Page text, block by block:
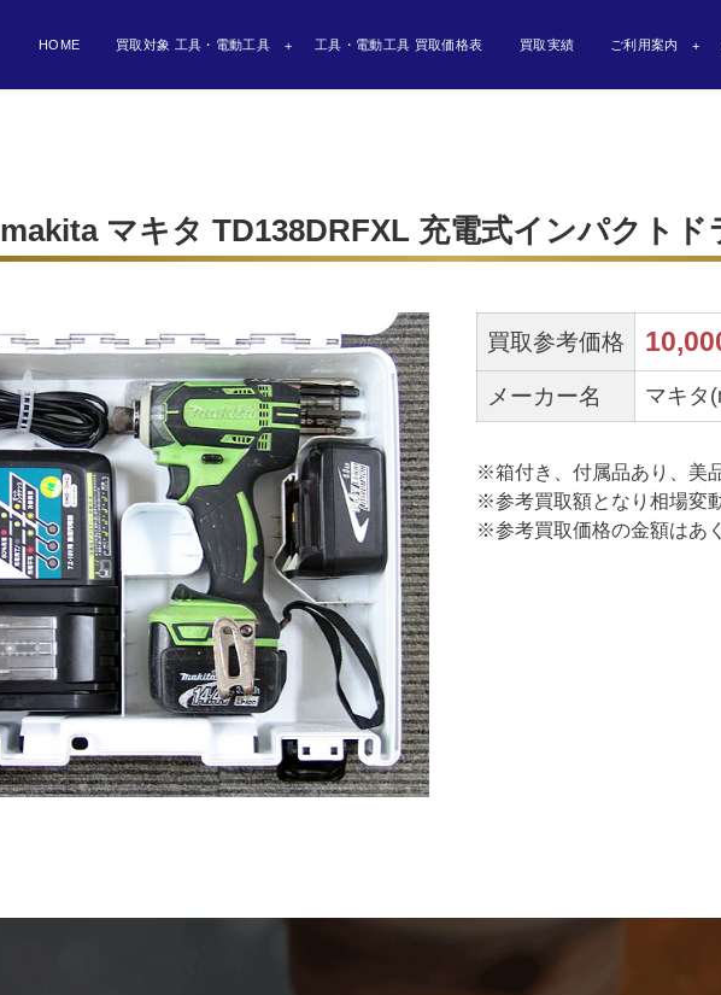
HOME 買取対象 工具・電動工具 工具・電動工具 買取価格表 買取実績 ご利用案内
makita マキタ TD138DRFXL 充電式インパクトド
買取参考価格
メーカー名 マキタ
※箱付き、付属品あり、美
※参考買取額となり相場変
※参考買取価格の金額はあ